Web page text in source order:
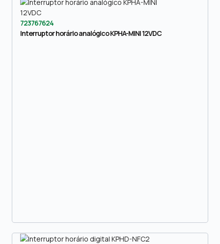
723767624
Interruptor horário analógico KPHA-MINI 12VDC